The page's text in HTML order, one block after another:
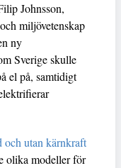
Johnsson,
miljövetenskap
ny
Sverige skulle
el på, samtidigt
och utan kärnkraft
olika modeller för